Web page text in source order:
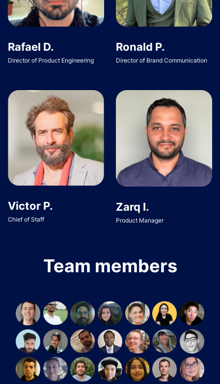
Rafael D.
Director of Product Engineering
Ronald P.
Director of Brand Communication
Victor P.
Chief of Staff
Zarq I.
Product Manager
Team members